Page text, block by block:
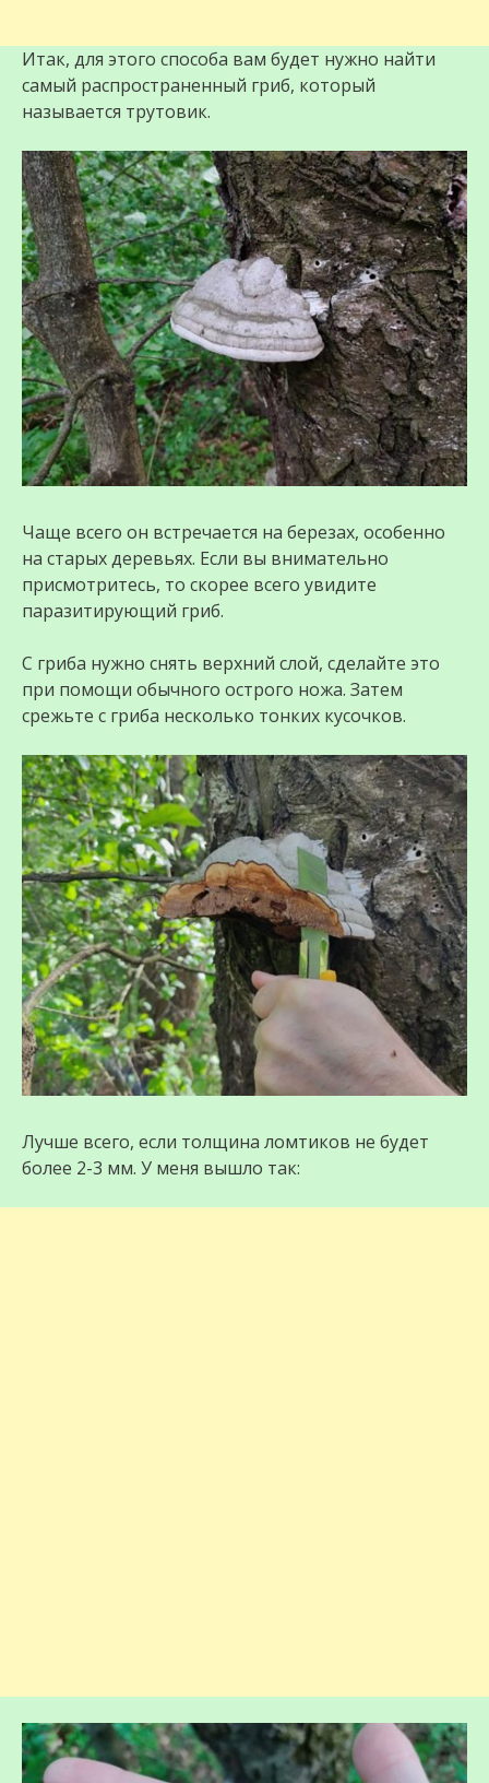
Итак, для этого способа вам будет нужно найти
самый распространенный гриб, который
называется трутовик.
Чаще всего он встречается на березах, особенно
на старых деревьях. Если вы внимательно
присмотритесь, то скорее всего увидите
паразитирующий гриб.
С гриба нужно снять верхний слой, сделайте это
при помощи обычного острого ножа. Затем
срежьте с гриба несколько тонких кусочков.
Лучше всего, если толщина ломтиков не будет
более 2-3 мм. У меня вышло так: